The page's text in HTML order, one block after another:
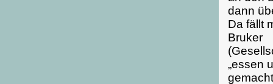
dann
Da fällt
Bruker
„essen